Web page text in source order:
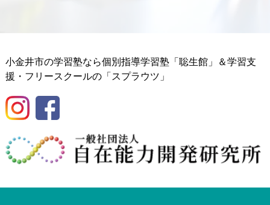
小金井市の学習塾なら個別指導学習塾「聡生館」＆学習支
援・フリースクールの「スプラウツ」